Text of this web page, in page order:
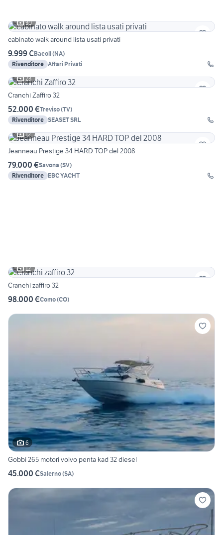
30
cabinato walk around lista usati privati
9.999 €Bacoli(NA)
Rivenditore Affari Privati
23
Cranchi Zaffiro 32
52.000 €Treviso(TV)
Rivenditore SEASET SRL
12
Jeanneau Prestige 34 HARD TOP del 2008
79.000 €Savona (SV)
Rivenditore EBC YACHT
12
Cranchi zaffiro 32
98.000 €Como(CO)
6
Gobbi 265 motori volvo penta kad 32 diesel
45.000 €Salerno(SA)